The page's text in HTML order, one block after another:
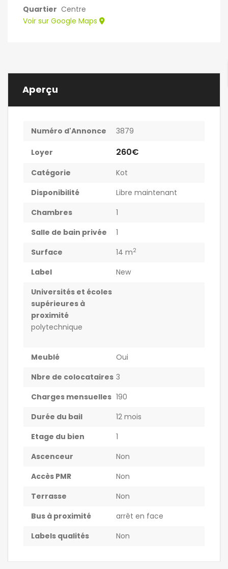
Quartier Centre
Voir sur Google Maps
Aperçu
Numéro d'Annonce 3879
Loyer 260€
Catégorie
Kot
Disponibilité
Libre maintenant
Chambres
1
Salle de bain privée
1
Surface
14 m2
Label
New
Universités et écoles
supérieures à
proximité
polytechnique
Meublé
Oui
Nbre de colocataires 3
Charges mensuelles 190
Durée du bail
12 mois
Etage du bien
1
Ascenceur
Non
Accès PMR
Non
Terrasse
Non
Bus à proximité
arrêt en face
Labels qualités
Non